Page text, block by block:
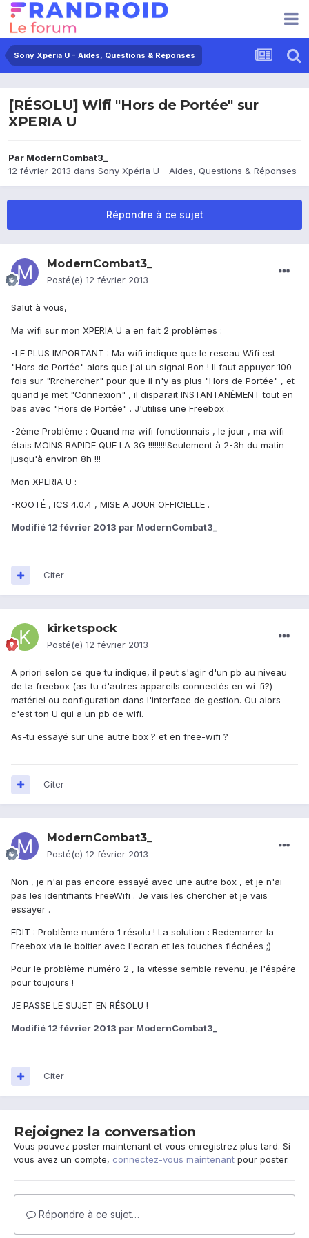
Sony Xpéria U - Aides, Questions & Réponses
[RÉSOLU] Wifi "Hors de Portée" sur
XPERIA U
Par ModernCombat3_
12 février 2013 dans Sony Xpéria U - Aides, Questions & Réponses
Répondre à ce sujet
ModernCombat3_
Posté(e) 12 février 2013
Salut à vous,
Ma wifi sur mon XPERIA U a en fait 2 problèmes :
-LE PLUS IMPORTANT : Ma wifi indique que le reseau Wifi est
"Hors de Portée" alors que j'ai un signal Bon ! Il faut appuyer 100
fois sur "Rrchercher" pour que il n'y as plus "Hors de Portée" , et
quand je met "Connexion" , il disparait INSTANTANÉMENT tout en
bas avec "Hors de Portée" . J'utilise une Freebox .
-2éme Problème : Quand ma wifi fonctionnais , le jour , ma wifi
étais MOINS RAPIDE QUE LA 3G !!!!!!!!!Seulement à 2-3h du matin
jusqu'à environ 8h !!!
Mon XPERIA U :
-ROOTÉ , ICS 4.0.4 , MISE A JOUR OFFICIELLE .
Modifié 12 février 2013 par ModernCombat3_
Citer
kirketspock
Posté(e) 12 février 2013
A priori selon ce que tu indique, il peut s'agir d'un pb au niveau
de ta freebox (as-tu d'autres appareils connectés en wi-fi?)
matériel ou configuration dans l'interface de gestion. Ou alors
c'est ton U qui a un pb de wifi.
As-tu essayé sur une autre box ? et en free-wifi ?
Citer
ModernCombat3_
Posté(e) 12 février 2013
Non , je n'ai pas encore essayé avec une autre box , et je n'ai
pas les identifiants FreeWifi . Je vais les chercher et je vais
essayer .
EDIT : Problème numéro 1 résolu ! La solution : Redemarrer la
Freebox via le boitier avec l'ecran et les touches fléchées ;)
Pour le problème numéro 2 , la vitesse semble revenu, je l'éspére
pour toujours !
JE PASSE LE SUJET EN RÉSOLU !
Modifié 12 février 2013 par ModernCombat3_
Citer
Rejoignez la conversation
Vous pouvez poster maintenant et vous enregistrez plus tard. Si
vous avez un compte, connectez-vous maintenant pour poster.
Répondre à ce sujet…